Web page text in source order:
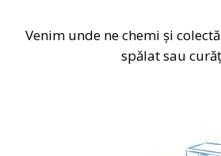
Venim unde ne chemi şi
spălat sau